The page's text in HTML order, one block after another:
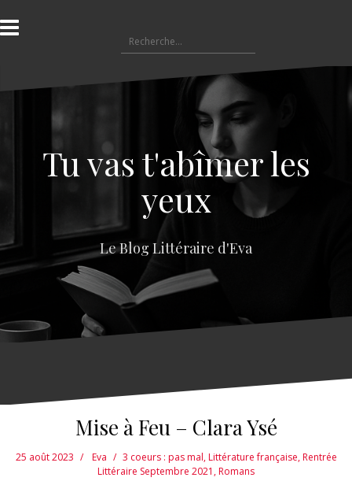
l
a
e
e
Tu vas t'abîmer les
yeux
Le Blog Littéraire d'Eva
Mise à Feu – Clara Ysé
25 août 2023 Eva 3 coeurs : pas mal,Littérature française,Rentrée
Littéraire Septembre 2021 ,Romans